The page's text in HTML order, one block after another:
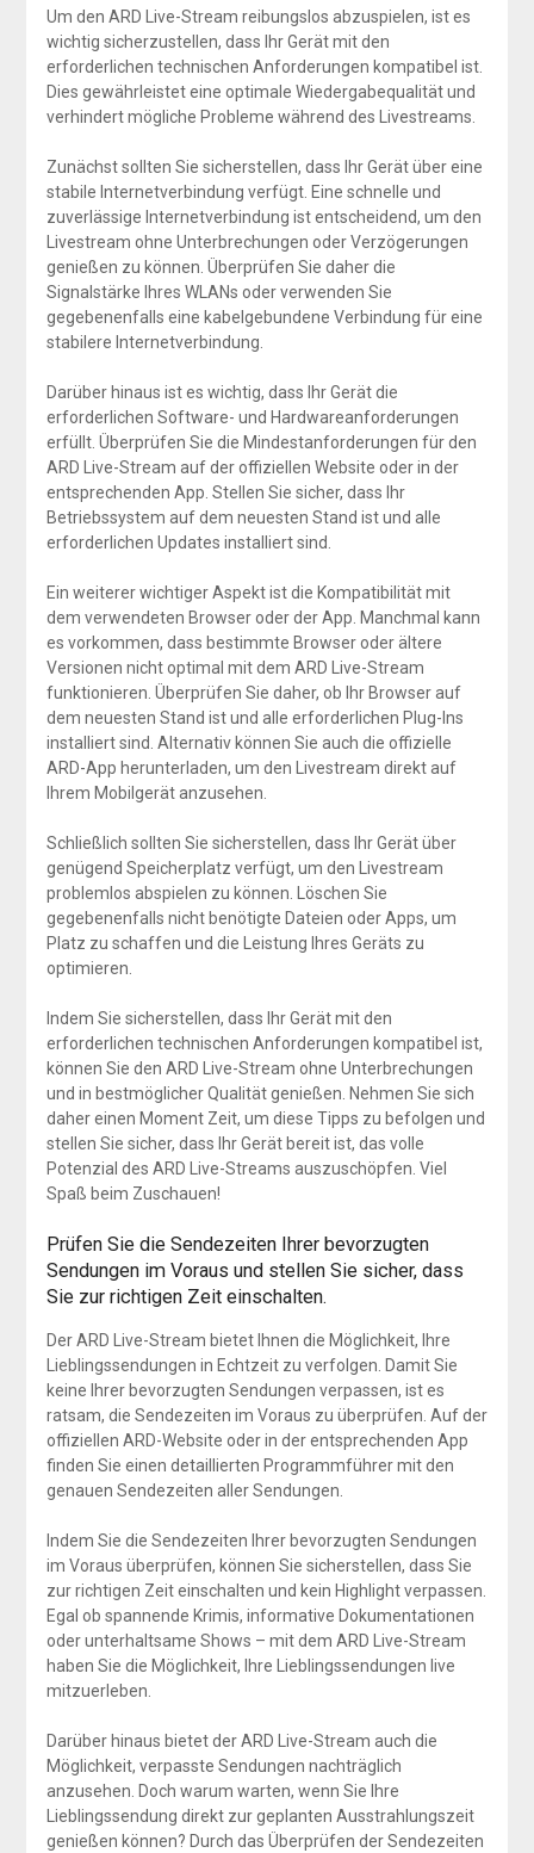
Um den ARD Live-Stream reibungslos abzuspielen, ist es
wichtig sicherzustellen, dass Ihr Gerät mit den
erforderlichen technischen Anforderungen kompatibel ist.
Dies gewährleistet eine optimale Wiedergabequalität und
verhindert mögliche Probleme während des Livestreams.
Zunächst sollten Sie sicherstellen, dass Ihr Gerät über eine
stabile Internetverbindung verfügt. Eine schnelle und
zuverlässige Internetverbindung ist entscheidend, um den
Livestream ohne Unterbrechungen oder Verzögerungen
genießen zu können. Überprüfen Sie daher die
Signalstärke Ihres WLANs oder verwenden Sie
gegebenenfalls eine kabelgebundene Verbindung für eine
stabilere Internetverbindung.
Darüber hinaus ist es wichtig, dass Ihr Gerät die
erforderlichen Software- und Hardwareanforderungen
erfüllt. Überprüfen Sie die Mindestanforderungen für den
ARD Live-Stream auf der offiziellen Website oder in der
entsprechenden App. Stellen Sie sicher, dass Ihr
Betriebssystem auf dem neuesten Stand ist und alle
erforderlichen Updates installiert sind.
Ein weiterer wichtiger Aspekt ist die Kompatibilität mit
dem verwendeten Browser oder der App. Manchmal kann
es vorkommen, dass bestimmte Browser oder ältere
Versionen nicht optimal mit dem ARD Live-Stream
funktionieren. Überprüfen Sie daher, ob Ihr Browser auf
dem neuesten Stand ist und alle erforderlichen Plug-Ins
installiert sind. Alternativ können Sie auch die offizielle
ARD-App herunterladen, um den Livestream direkt auf
Ihrem Mobilgerät anzusehen.
Schließlich sollten Sie sicherstellen, dass Ihr Gerät über
genügend Speicherplatz verfügt, um den Livestream
problemlos abspielen zu können. Löschen Sie
gegebenenfalls nicht benötigte Dateien oder Apps, um
Platz zu schaffen und die Leistung Ihres Geräts zu
optimieren.
Indem Sie sicherstellen, dass Ihr Gerät mit den
erforderlichen technischen Anforderungen kompatibel ist,
können Sie den ARD Live-Stream ohne Unterbrechungen
und in bestmöglicher Qualität genießen. Nehmen Sie sich
daher einen Moment Zeit, um diese Tipps zu befolgen und
stellen Sie sicher, dass Ihr Gerät bereit ist, das volle
Potenzial des ARD Live-Streams auszuschöpfen. Viel
Spaß beim Zuschauen!
Prüfen Sie die Sendezeiten Ihrer bevorzugten
Sendungen im Voraus und stellen Sie sicher, dass
Sie zur richtigen Zeit einschalten.
Der ARD Live-Stream bietet Ihnen die Möglichkeit, Ihre
Lieblingssendungen in Echtzeit zu verfolgen. Damit Sie
keine Ihrer bevorzugten Sendungen verpassen, ist es
ratsam, die Sendezeiten im Voraus zu überprüfen. Auf der
offiziellen ARD-Website oder in der entsprechenden App
finden Sie einen detaillierten Programmführer mit den
genauen Sendezeiten aller Sendungen.
Indem Sie die Sendezeiten Ihrer bevorzugten Sendungen
im Voraus überprüfen, können Sie sicherstellen, dass Sie
zur richtigen Zeit einschalten und kein Highlight verpassen.
Egal ob spannende Krimis, informative Dokumentationen
oder unterhaltsame Shows – mit dem ARD Live-Stream
haben Sie die Möglichkeit, Ihre Lieblingssendungen live
mitzuerleben.
Darüber hinaus bietet der ARD Live-Stream auch die
Möglichkeit, verpasste Sendungen nachträglich
anzusehen. Doch warum warten, wenn Sie Ihre
Lieblingssendung direkt zur geplanten Ausstrahlungszeit
genießen können? Durch das Überprüfen der Sendezeiten